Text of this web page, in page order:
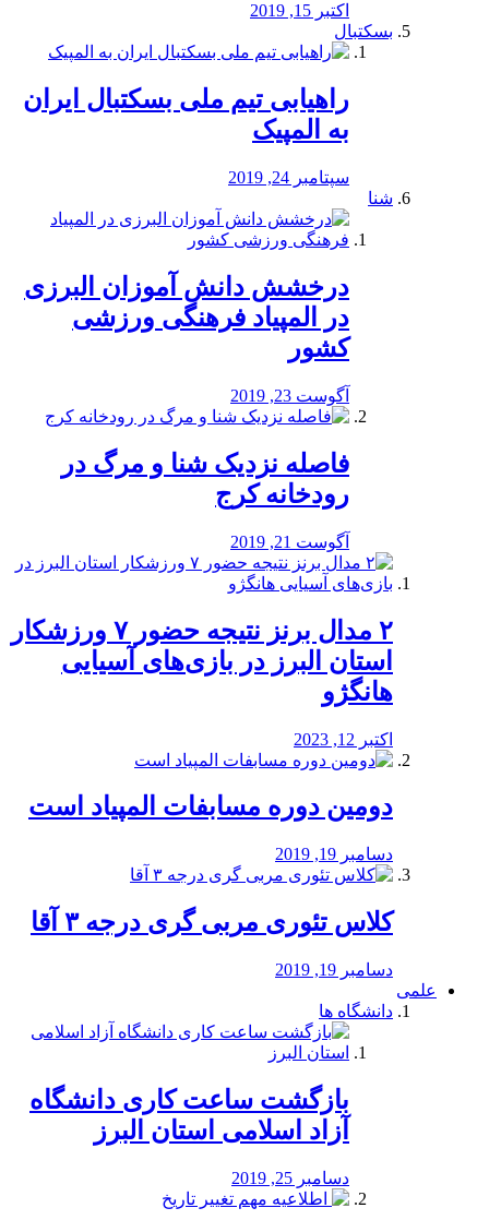
اکتبر 15, 2019
بسکتبال
راهیابی تیم ملی بسکتبال ایران
به المپیک
سپتامبر 24, 2019
شنا
درخشش دانش آموزان البرزی
در المپیاد فرهنگی ورزشی
کشور
آگوست 23, 2019
️فاصله نزدیک شنا و مرگ در
رودخانه کرج
آگوست 21, 2019
۲ مدال برنز نتیجه حضور ۷ ورزشکار
استان البرز در بازی‌های آسیایی
هانگژو
اکتبر 12, 2023
دومین دوره مسابفات المپیاد است
دسامبر 19, 2019
کلاس تئوری مربی گری درجه ۳ آقا
دسامبر 19, 2019
علمی
دانشگاه ها
بازگشت ساعت کاری دانشگاه
آزاد اسلامی استان البرز
دسامبر 25, 2019